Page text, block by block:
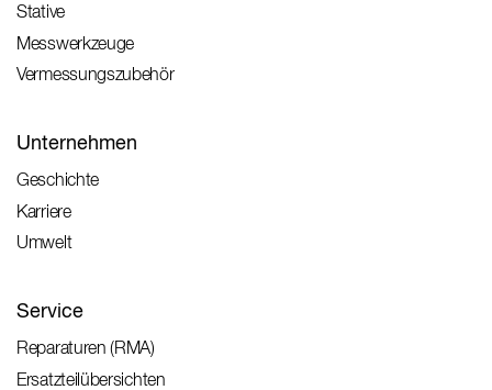
Stative
Messwerkzeuge
Vermessungszubehör
Unternehmen
Geschichte
Karriere
Umwelt
Service
Reparaturen (RMA)
Ersatzteilübersichten